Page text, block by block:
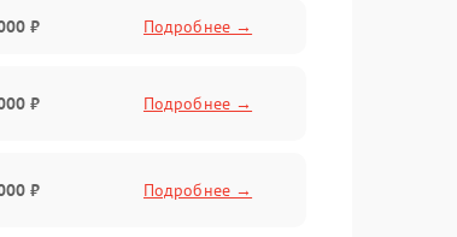
₽ Подробнее →
₽ Подробнее →
₽ Подробнее →